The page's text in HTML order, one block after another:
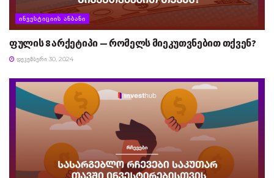
ᲘᲜᲕᲔᲡᲢᲘᲪᲘᲘᲡ ᲐᲜᲑᲐᲜᲘ
ფულის 8 არქეტიპი — რომელს მიეკუთვნებით თქვენ?
ᲓᲔᲙᲔᲛᲑᲔᲠᲘ 30, 2024